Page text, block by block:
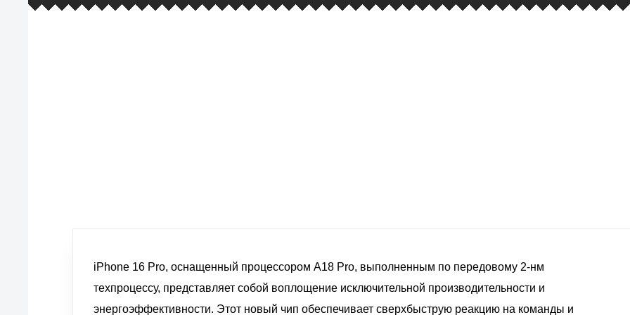
iPhone 16 Pro, оснащенный процессором A18 Pro, выполненным по передовому 2-нм
техпроцессу, представляет собой воплощение исключительной производительности и
энергоэффективности. Этот новый чип обеспечивает сверхбыструю реакцию на команды и